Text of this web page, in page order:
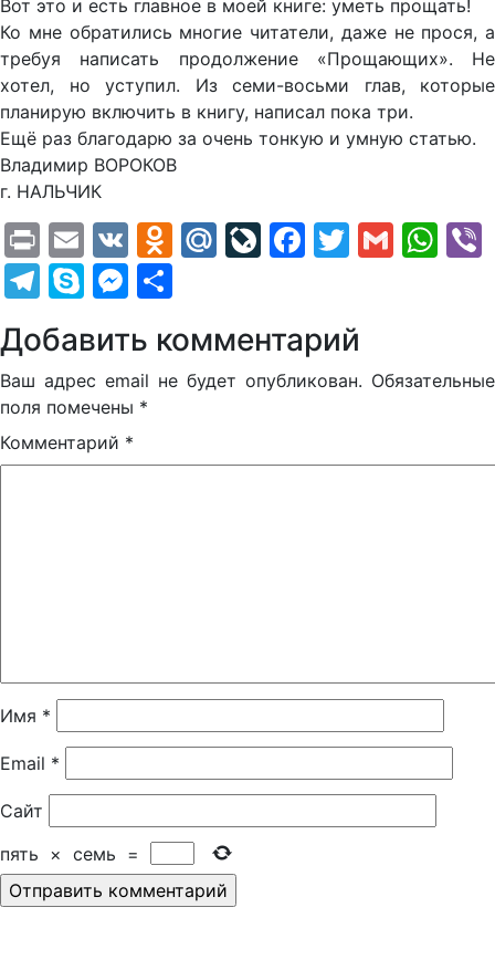
Вот это и есть главное в моей книге: уметь прощать!
Ко мне обратились многие читатели, даже не прося, а
требуя написать продолжение «Прощающих». Не
хотел, но уступил. Из семи-восьми глав, которые
планирую включить в книгу, написал пока три.
Ещё раз благодарю за очень тонкую и умную статью.
Владимир ВОРОКОВ
г. НАЛЬЧИК
PrintEmail
VK Odnoklassniki
Mail.Ru
LiveJournal
Facebook
Twitter
Gmail
Telegram
SkypeMessenger
Добавить комментарий
Ваш адрес email не будет опубликован. Обязательные
поля помечены *
Комментарий *
Имя *
Email *
Сайт
пять × семь =